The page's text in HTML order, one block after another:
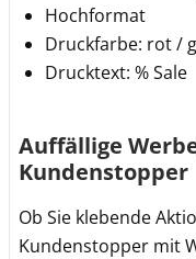
Hochformat
Druckfarbe: rot /
Drucktext: % Sale
Auffällige
Kundenstopper
Ob Sie klebende
Kundenstopper mit